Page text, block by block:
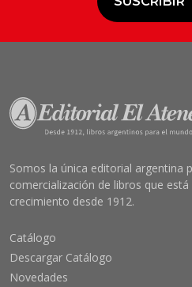
Somos la única editorial argentina
comercialización de libros que
crecimiento desde 1912.
Catálogo
Descargar Catálogo
Novedades